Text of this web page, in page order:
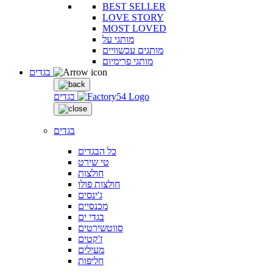
BEST SELLER
LOVE STORY
MOST LOVED
מותגי על
מותגים עכשוויים
מותגי פרימיום
בגדים
בגדים
כל הבגדים
טי שירט
חולצות
חולצות פולו
ג'ינסים
מכנסיים
בגדי ים
סווטשירטים
ז'קטים
מעילים
חליפות